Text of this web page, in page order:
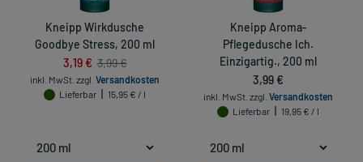
Kneipp Wirkdusche
Goodbye Stress, 200 ml
3,19 € 3,99 €
inkl. MwSt. zzgl. Versandkosten
Lieferbar
15,95 € / l
Kneipp Aroma-
Pflegedusche Ich.
Einzigartig., 200 ml
3,99 €
inkl. MwSt. zzgl. Versandkosten
Lieferbar
19,95 € / l